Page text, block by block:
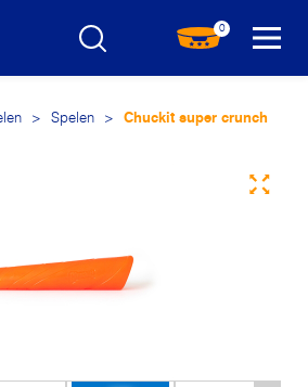
0
> Spelen >
Chuckit super crunch